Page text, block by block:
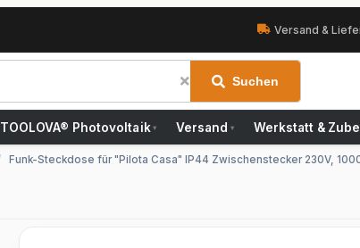
Versand &
Suchen
TOOLOVA® Photovoltaik ▾ Versand ▾ Werkstatt &
Funk-Steckdose für "Pilota Casa" IP44 Zwischenstecker 230V,